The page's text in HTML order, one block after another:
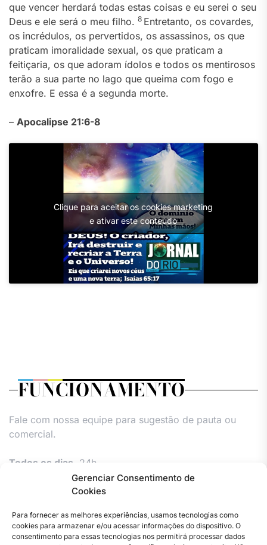
Gerenciar Consentimento de
Cookies
Para fornecer as melhores experiências, usamos tecnologias como
cookies para armazenar e/ou acessar informações do dispositivo. O
consentimento para essas tecnologias nos permitirá processar dados
que vencer herdará todas estas coisas e eu serei o seu
Deus e ele será o meu filho. 8 Entretanto, os covardes,
os incrédulos, os pervertidos, os assassinos, os que
praticam imoralidade sexual, os que praticam a
feitiçaria, os que adoram ídolos e todos os mentirosos
terão a sua parte no lago que queima com fogo e
enxofre. E essa é a segunda morte.
– Apocalipse 21:6-8
Clique para aceitar os cookies marketing
e ativar este conteúdo
FUNCIONAMENTO
Fale com nossa equipe para sugestão de pauta ou
comercial.
Todos os dias, 24h.